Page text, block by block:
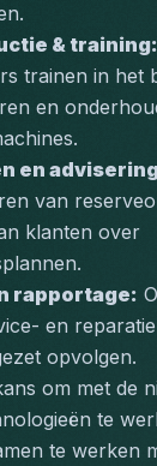
& training:
trainen in het
en
en
van
klanten over
rapportage:
en
opvolgen.
om met de
te
te werken